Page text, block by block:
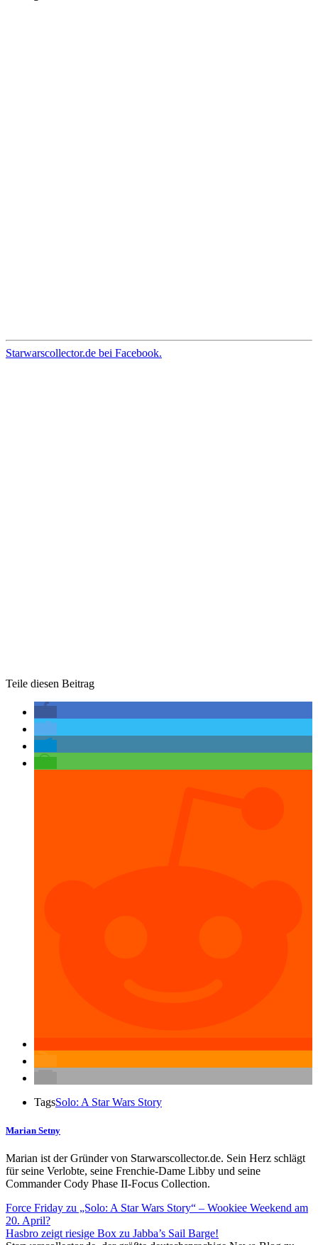
Starwarscollector.de bei Facebook.
Teile diesen Beitrag
TagsSolo: A Star Wars Story
Marian Setny
Marian ist der Gründer von Starwarscollector.de. Sein Herz schlägt
für seine Verlobte, seine Frenchie-Dame Libby und seine
Commander Cody Phase II-Focus Collection.
Force Friday zu „Solo: A Star Wars Story“ – Wookiee Weekend am
20. April?
Hasbro zeigt riesige Box zu Jabba’s Sail Barge!